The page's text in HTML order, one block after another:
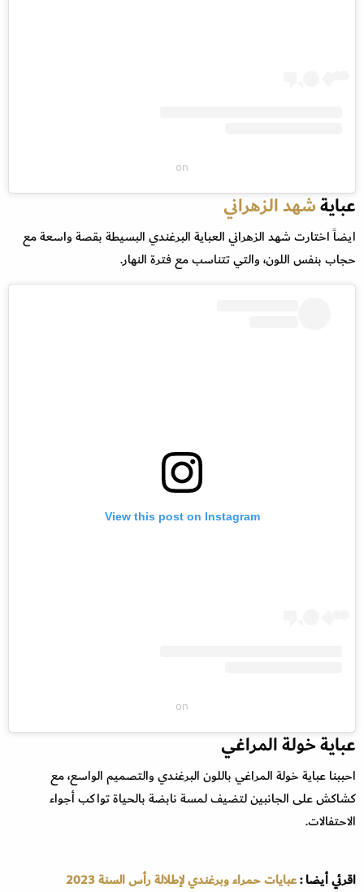
on
عبايةشهد الزهراني
ايضاً اختارت شهد الزهراني العباية البرغندي البسيطة بقصة واسعة مع
حجاب بنفس اللون، والتي تتناسب مع فترة النهار.
View this post on Instagram
on
عباية خولة المراغي
احببنا عباية خولة المراغي باللون البرغندي والتصميم الواسع، مع
كشاكش على الجانبين لتضيف لمسة نابضة بالحياة تواكب أجواء
الاحتفالات.
اقرئي أيضا :عبايات حمراء وبرغندي لإطلالة رأس السنة 2023